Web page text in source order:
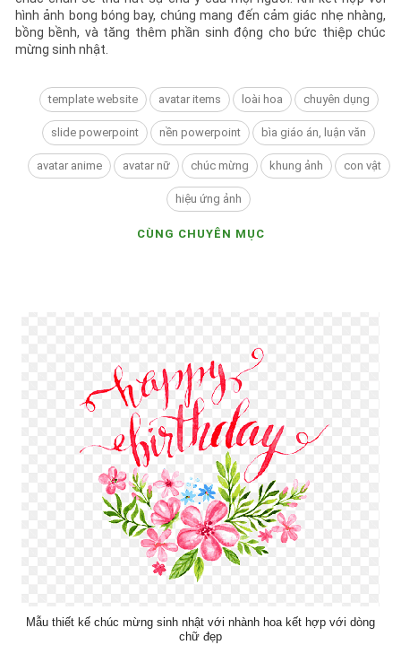
hình ảnh bong bóng bay, chúng mang đến cảm giác nhẹ nhàng,
bồng bềnh, và tăng thêm phần sinh động cho bức thiệp chúc
mừng sinh nhật.
template website avatar items loài hoa chuyên dụng
slide powerpoint nền powerpoint bìa giáo án, luận văn
avatar anime avatar nữ chúc mừng khung ảnh con vật
hiệu ứng ảnh
CÙNG CHUYÊN MỤC
Mẫu thiết kế chúc mừng sinh nhật với nhành hoa kết hợp với dòng
chữ đẹp